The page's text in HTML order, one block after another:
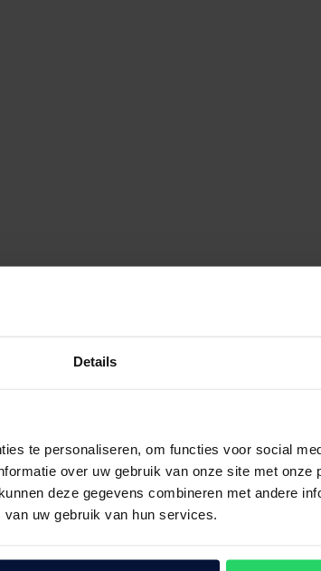
Details
te personaliseren, om functies voor social
over uw gebruik van onze site met onze
deze gegevens combineren met andere
uw gebruik van hun services.
de druk optimaal verlaagt en voor een zacht